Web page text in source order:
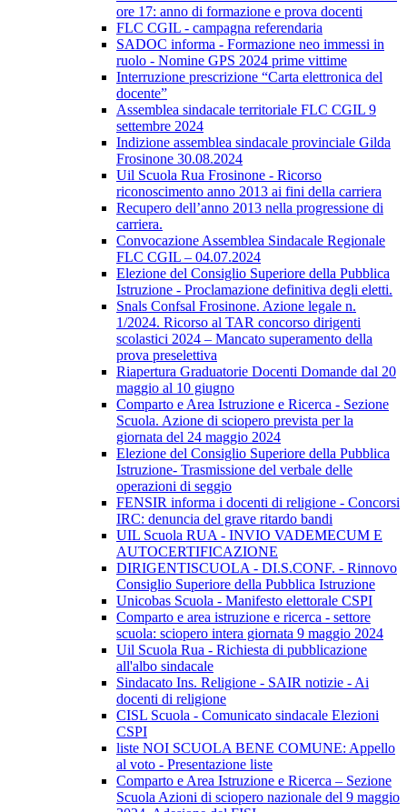
ore 17: anno di formazione e prova docenti
FLC CGIL - campagna referendaria
SADOC informa - Formazione neo immessi in
ruolo - Nomine GPS 2024 prime vittime
Interruzione prescrizione “Carta elettronica del
docente”
Assemblea sindacale territoriale FLC CGIL 9
settembre 2024
Indizione assemblea sindacale provinciale Gilda
Frosinone 30.08.2024
Uil Scuola Rua Frosinone - Ricorso
riconoscimento anno 2013 ai fini della carriera
Recupero dell’anno 2013 nella progressione di
carriera.
Convocazione Assemblea Sindacale Regionale
FLC CGIL – 04.07.2024
Elezione del Consiglio Superiore della Pubblica
Istruzione - Proclamazione definitiva degli eletti.
Snals Confsal Frosinone. Azione legale n.
1/2024. Ricorso al TAR concorso dirigenti
scolastici 2024 – Mancato superamento della
prova preselettiva
Riapertura Graduatorie Docenti Domande dal 20
maggio al 10 giugno
Comparto e Area Istruzione e Ricerca - Sezione
Scuola. Azione di sciopero prevista per la
giornata del 24 maggio 2024
Elezione del Consiglio Superiore della Pubblica
Istruzione- Trasmissione del verbale delle
operazioni di seggio
FENSIR informa i docenti di religione - Concorsi
IRC: denuncia del grave ritardo bandi
UIL Scuola RUA - INVIO VADEMECUM E
AUTOCERTIFICAZIONE
DIRIGENTISCUOLA - DI.S.CONF. - Rinnovo
Consiglio Superiore della Pubblica Istruzione
Unicobas Scuola - Manifesto elettorale CSPI
Comparto e area istruzione e ricerca - settore
scuola: sciopero intera giornata 9 maggio 2024
Uil Scuola Rua - Richiesta di pubblicazione
all'albo sindacale
Sindacato Ins. Religione - SAIR notizie - Ai
docenti di religione
CISL Scuola - Comunicato sindacale Elezioni
CSPI
liste NOI SCUOLA BENE COMUNE: Appello
al voto - Presentazione liste
Comparto e Area Istruzione e Ricerca – Sezione
Scuola Azioni di sciopero nazionale del 9 maggio